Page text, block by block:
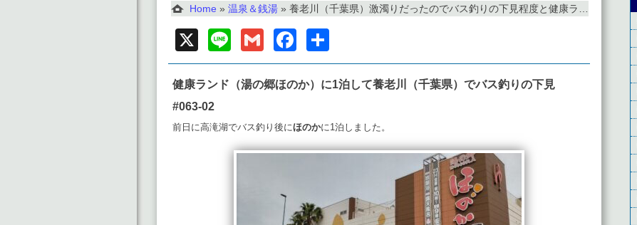
Home » 温泉＆銭湯 » 養老川（千葉県）激濁りだったのでバス釣りの下見程度と健康ランド（ほのか）#063-02
X Line GmailFacebook
有
健康ランド（湯の郷ほのか）に1泊して養老川（千葉県）でバス釣りの下見
#063-02
前日に高滝湖でバス釣り後にほのかに1泊しました。